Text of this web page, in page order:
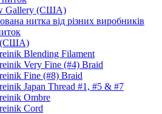
Gallery (США)
нитка від різних виробників
(США)
Blending Filament
Very Fine (#4) Braid
Fine (#8) Braid
Japan Thread #1, #5 & #7
Ombre
Cord